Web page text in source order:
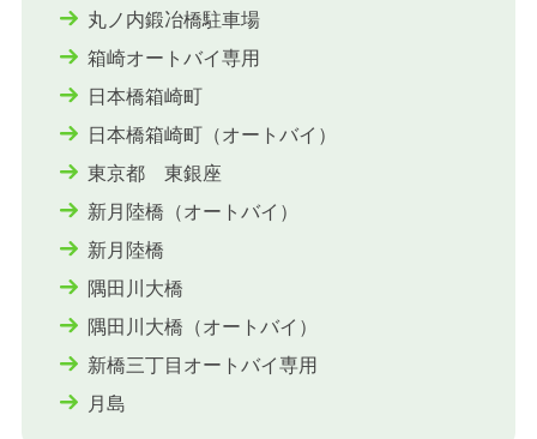
丸ノ内鍛冶橋駐車場
箱崎オートバイ専用
日本橋箱崎町
日本橋箱崎町（オートバイ）
東京都 東銀座
新月陸橋（オートバイ）
新月陸橋
隅田川大橋
隅田川大橋（オートバイ）
新橋三丁目オートバイ専用
月島